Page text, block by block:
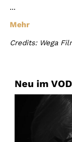
...
Mehr
Credits: Wega
Neu im